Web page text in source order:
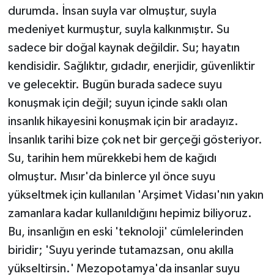
durumda. İnsan suyla var olmuştur, suyla
medeniyet kurmuştur, suyla kalkınmıştır. Su
sadece bir doğal kaynak değildir. Su; hayatın
kendisidir. Sağlıktır, gıdadır, enerjidir, güvenliktir
ve gelecektir. Bugün burada sadece suyu
konuşmak için değil; suyun içinde saklı olan
insanlık hikayesini konuşmak için bir aradayız.
İnsanlık tarihi bize çok net bir gerçeği gösteriyor.
Su, tarihin hem mürekkebi hem de kağıdı
olmuştur. Mısır'da binlerce yıl önce suyu
yükseltmek için kullanılan 'Arşimet Vidası'nın yakın
zamanlara kadar kullanıldığını hepimiz biliyoruz.
Bu, insanlığın en eski 'teknoloji' cümlelerinden
biridir; 'Suyu yerinde tutamazsan, onu akılla
yükseltirsin.' Mezopotamya'da insanlar suyu